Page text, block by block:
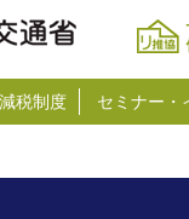
税制度 セミナー・